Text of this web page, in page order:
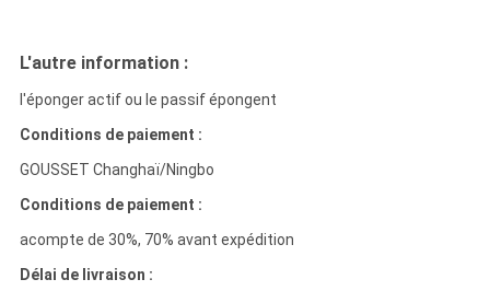
L'autre information :
l'éponger actif ou le passif épongent
Conditions de paiement :
GOUSSET Changhaï/Ningbo
Conditions de paiement :
acompte de 30%, 70% avant expédition
Délai de livraison :